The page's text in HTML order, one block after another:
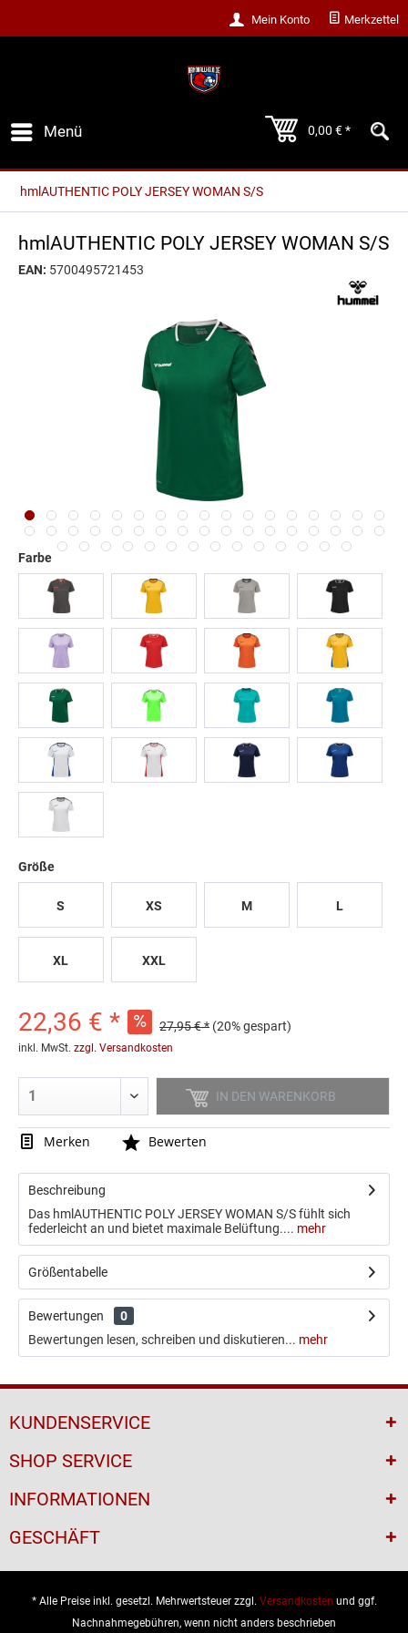
Merkzettel
Mein Konto
Menü 0,00 € *
hmlAUTHENTIC POLY JERSEY WOMAN S/S
3-Pack Sportsocken
11,99 € * 14,99 € *
Red Sparrows Socken
9,90 € *
hmlAUTHENTIC POLY JERSEY WOMAN S/S
Farbe
Größe
S XS M L
XL XXL
22,36 € * 27,95 € * (20% gespart)
inkl. MwSt. zzgl. Versandkosten
IN DEN WARENKORB
Merken Bewerten
EAN: 5700495721453
Beschreibung
Das hmlAUTHENTIC POLY JERSEY WOMAN S/S fühlt sich
federleicht an und bietet maximale Belüftung.... mehr
Größentabelle
Bewertungen
0
Bewertungen lesen, schreiben und diskutieren... mehr
KUNDENSERVICE
SHOP SERVICE
INFORMATIONEN
GESCHÄFT
* Alle Preise inkl. gesetzl. Mehrwertsteuer zzgl. Versandkosten und ggf.
Nachnahmegebühren, wenn nicht anders beschrieben